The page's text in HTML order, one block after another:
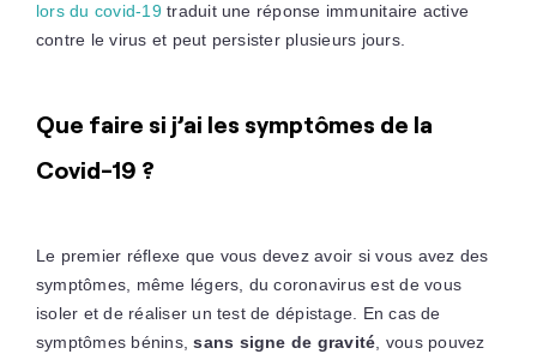
lors du covid-19 traduit une réponse immunitaire active
contre le virus et peut persister plusieurs jours.
Que faire si j’ai les symptômes de la
Covid-19 ?
Le premier réflexe que vous devez avoir si vous avez des
symptômes, même légers, du coronavirus est de vous
isoler et de réaliser un test de dépistage. En cas de
symptômes bénins,sans signe de gravité, vous pouvez